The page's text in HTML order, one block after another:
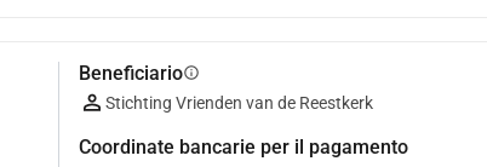
Beneficiarioinfo
Stichting Vrienden van de Reestkerk
Coordinate bancarie per il pagamento